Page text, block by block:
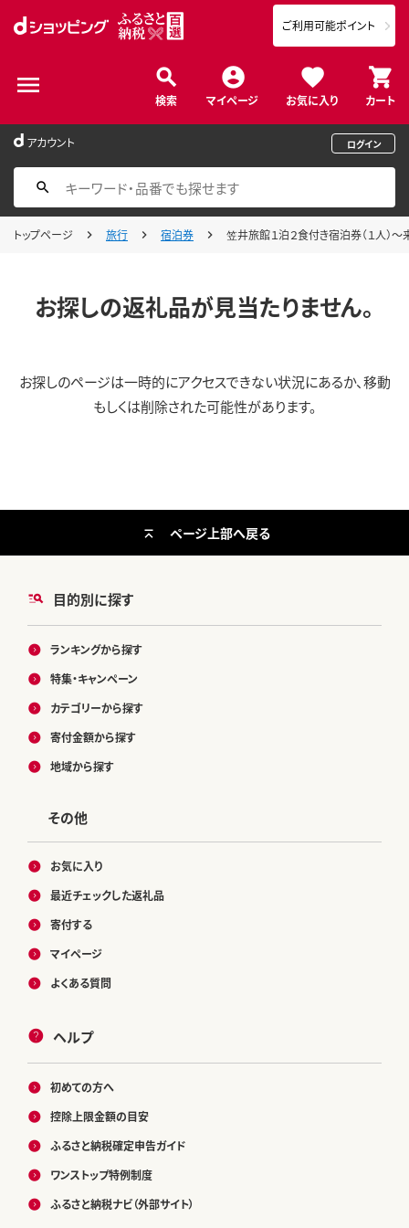
検索 マイページ お気に入り カート
ご利用可能ポイント
アカウント ログイン
トップページ 旅行 宿泊券 笠井旅館１泊２食付き宿泊券（１人）～
お探しの返礼品が見当たりません。
お探しのページは一時的にアクセスできない状況にあるか、移動
もしくは削除された可能性があります。
目的別に探す
ランキングから探す
特集・キャンペーン
カテゴリーから探す
寄付金額から探す
地域から探す
その他
お気に入り
最近チェックした返礼品
寄付する
マイページ
よくある質問
ヘルプ
初めての方へ
控除上限金額の目安
ふるさと納税確定申告ガイド
ワンストップ特例制度
ふるさと納税ナビ（外部サイト）
ページ上部へ戻る